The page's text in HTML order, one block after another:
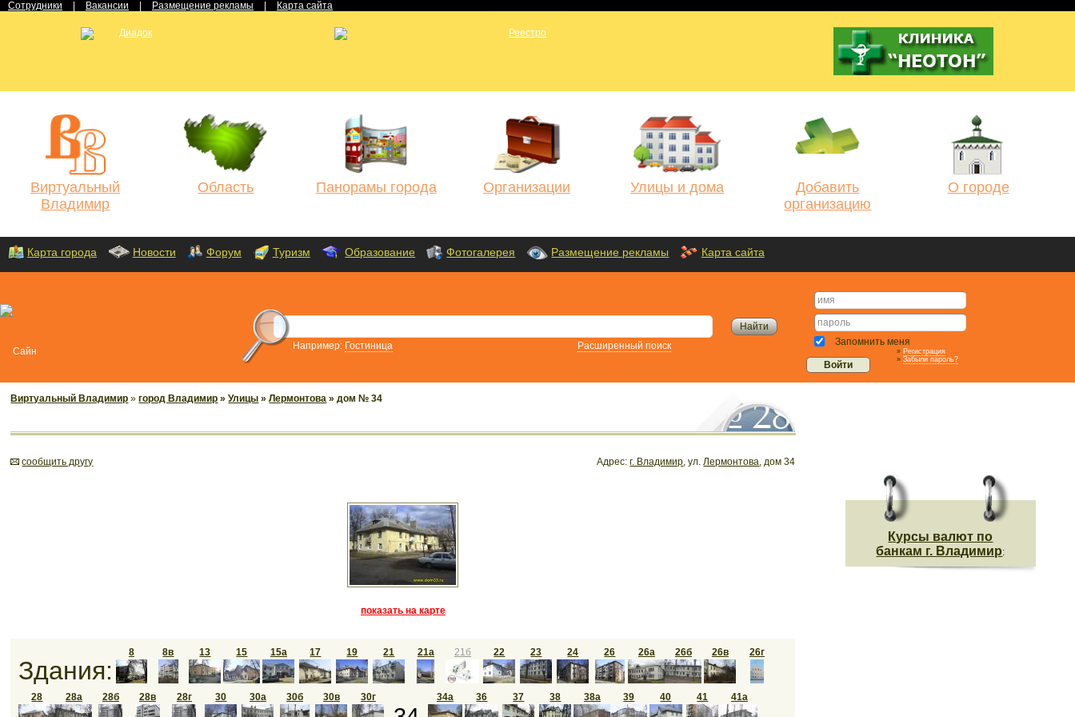
Сотрудники Вакансии Размещение рекламы Карта сайта
Виртуальный
Владимир
Область Панорамы города Организации Улицы и дома
Добавить
организацию
О городе
Карта города Новости Форум Туризм Образование Фотогалерея Размещение рекламы Карта сайта
Например: Гостиница Расширенный поиск Запомнить меня
» Регистрация
» Забыли пароль?
Виртуальный Владимир »город Владимир »Улицы »Лермонтова » дом № 34
cообщить другу Адрес:г. Владимир, ул.Лермонтова, дом 34
показать на карте
Здания:
8 8в 13 15 15а 17 19 21 21а 21б 22 23 24 26 26а 26б 26в 26г
28 28а 28б 28в 28г 30 30а 30б 30в 30г 34а 36 37 38 38а 39 40 41 41а
Курсы валют по
банкам г. Владимир: